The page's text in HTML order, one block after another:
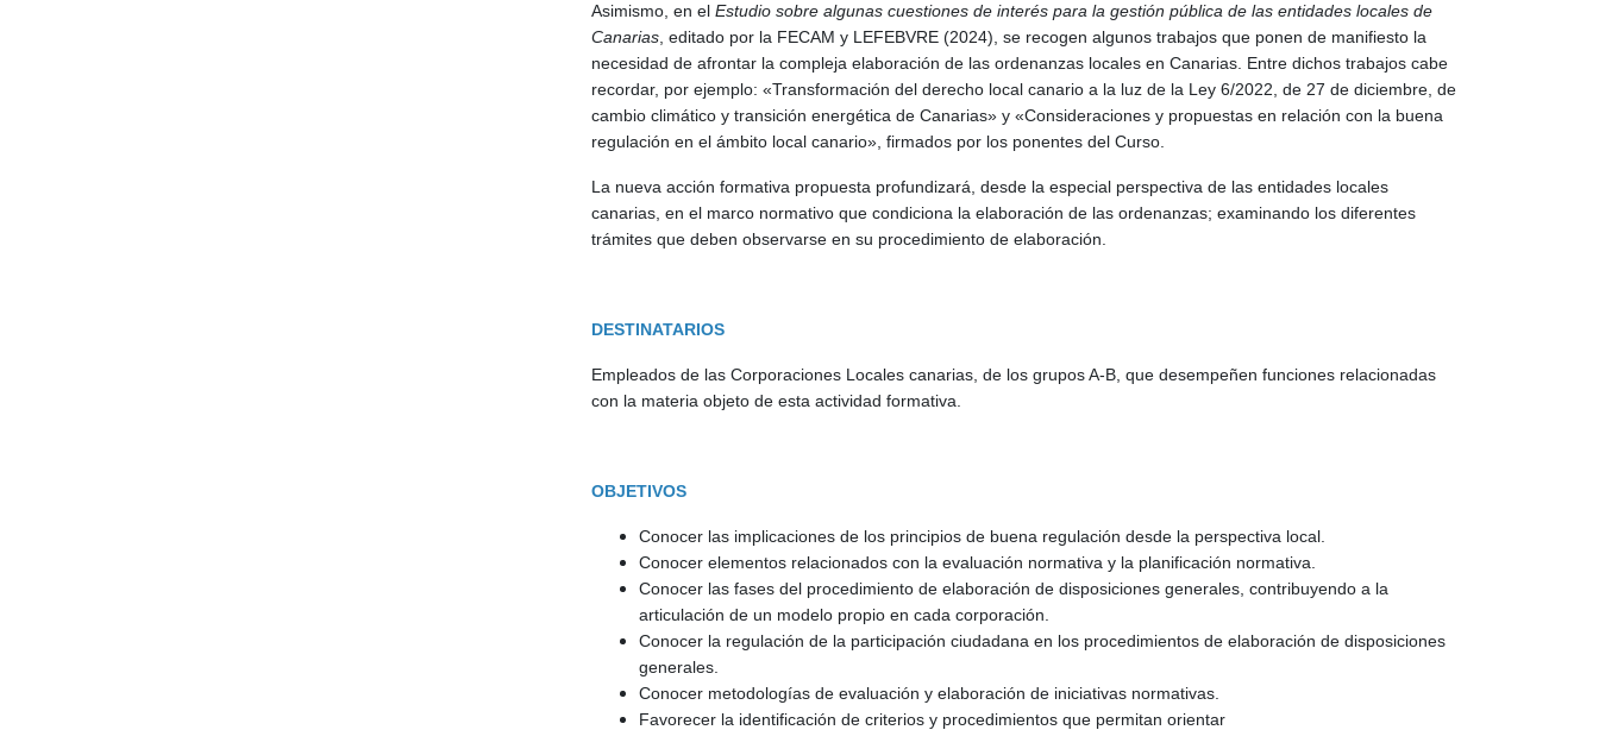
Asimismo, en el Estudio sobre algunas cuestiones de interés para la gestión pública de las entidades locales de
Canarias , editado por la FECAM y LEFEBVRE (2024), se recogen algunos trabajos que ponen de manifiesto la
necesidad de afrontar la compleja elaboración de las ordenanzas locales en Canarias. Entre dichos trabajos cabe
recordar, por ejemplo: «Transformación del derecho local canario a la luz de la Ley 6/2022, de 27 de diciembre, de
cambio climático y transición energética de Canarias» y «Consideraciones y propuestas en relación con la buena
regulación en el ámbito local canario», firmados por los ponentes del Curso.
La nueva acción formativa propuesta profundizará, desde la especial perspectiva de las entidades locales
canarias, en el marco normativo que condiciona la elaboración de las ordenanzas; examinando los diferentes
trámites que deben observarse en su procedimiento de elaboración.
DESTINATARIOS
Empleados de las Corporaciones Locales canarias, de los grupos A-B, que desempeñen funciones relacionadas
con la materia objeto de esta actividad formativa.
OBJETIVOS
Conocer las implicaciones de los principios de buena regulación desde la perspectiva local.
Conocer elementos relacionados con la evaluación normativa y la planificación normativa.
Conocer las fases del procedimiento de elaboración de disposiciones generales, contribuyendo a la
articulación de un modelo propio en cada corporación.
Conocer la regulación de la participación ciudadana en los procedimientos de elaboración de disposiciones
generales.
Conocer metodologías de evaluación y elaboración de iniciativas normativas.
Favorecer la identificación de criterios y procedimientos que permitan orientar